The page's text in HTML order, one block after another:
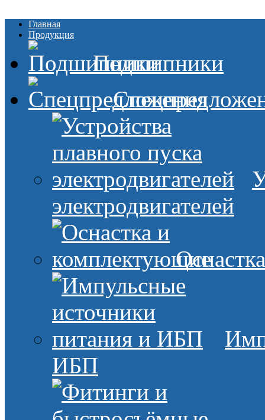
Главная
Продукция
Подшипники
электродвигателей
ИБП